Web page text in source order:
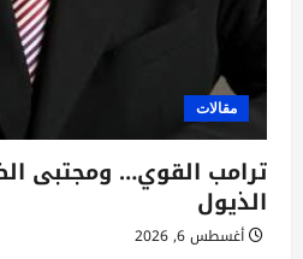
مقالات
ترامب القوي… ومجتبى
الذيول
أغسطس 6, 2026